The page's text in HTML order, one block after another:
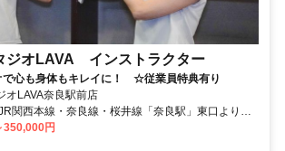
ジオLAVA インストラクター
で心も身体もキレイに！ ☆従業員特典有り
オLAVA奈良駅前店
関西本線・奈良線・桜井線「奈良駅」東口より徒
・京都線「近鉄奈良駅」7番出口より徒歩10分
350,000円